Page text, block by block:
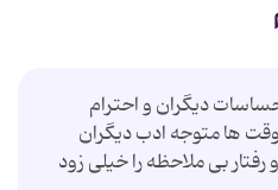
دیگران و احترام
ها متوجه ادب دیگران
بی ملاحظه را خیلی زود